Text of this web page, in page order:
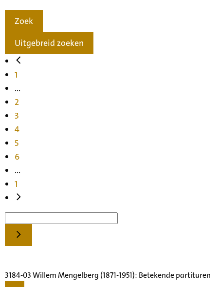
Zoek
Uitgebreid zoeken
1
...
2
3
4
5
6
...
1
3184-03 Willem Mengelberg (1871-1951): Betekende partituren